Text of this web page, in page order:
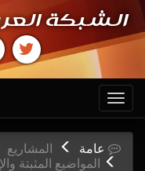
الشبكة
Toggle
navigation
عامة
المشاريع
المواضيع المثبتة